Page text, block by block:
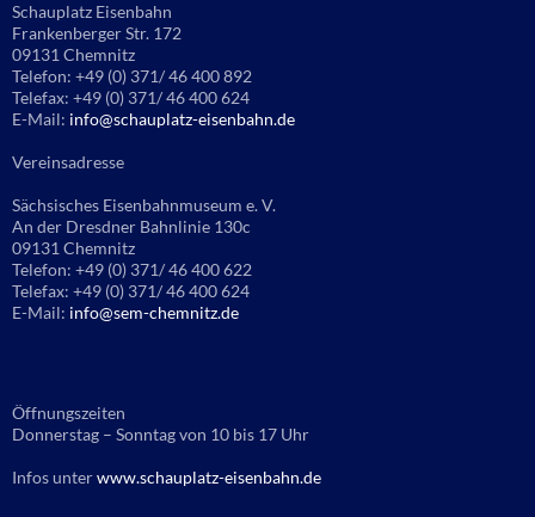
Schauplatz Eisenbahn
Frankenberger Str. 172
09131 Chemnitz
Telefon: +49 (0) 371/ 46 400 892
Telefax: +49 (0) 371/ 46 400 624
E-Mail: info@schauplatz-eisenbahn.de
Vereinsadresse
Sächsisches Eisenbahnmuseum e. V.
An der Dresdner Bahnlinie 130c
09131 Chemnitz
Telefon: +49 (0) 371/ 46 400 622
Telefax: +49 (0) 371/ 46 400 624
E-Mail: info@sem-chemnitz.de
Öffnungszeiten
Donnerstag – Sonntag von 10 bis 17 Uhr
Infos unterwww.schauplatz-eisenbahn.de